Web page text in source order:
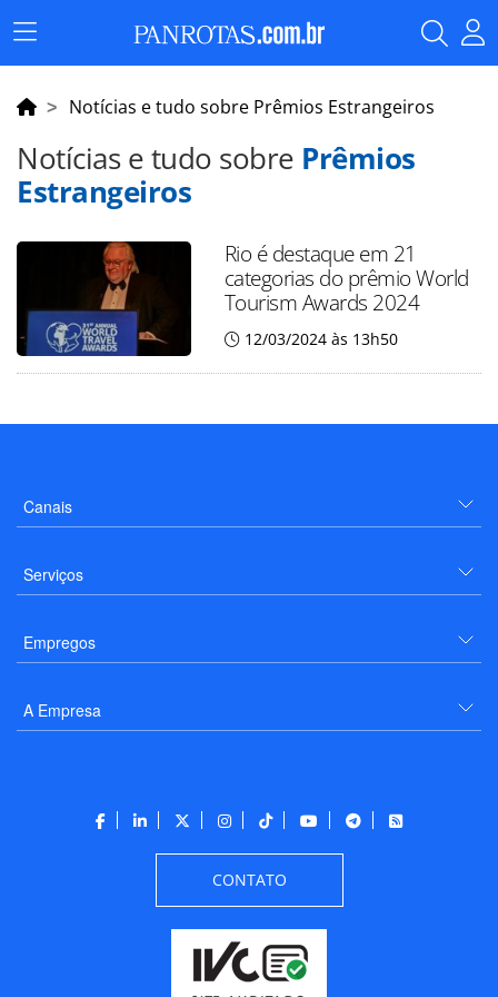
Menu
Principal
Notícias e tudo sobre Prêmios Estrangeiros
Notícias e tudo sobre Prêmios
Estrangeiros
Rio é destaque em 21
categorias do prêmio World
Tourism Awards 2024
12/03/2024 às 13h50
Canais
Serviços
Empregos
A Empresa
CONTATO